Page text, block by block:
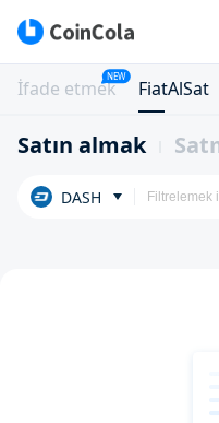
İfade etmek
NEW
FiatAlSat
Satın almak
DASH